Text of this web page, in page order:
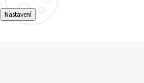
Nastavení